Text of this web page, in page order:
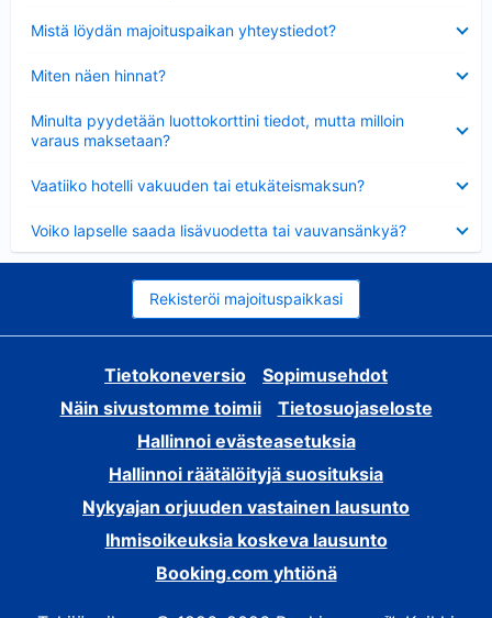
Mistä löydän majoituspaikan yhteystiedot?
Miten näen hinnat?
Minulta pyydetään luottokorttini tiedot, mutta milloin
varaus maksetaan?
Vaatiiko hotelli vakuuden tai etukäteismaksun?
Voiko lapselle saada lisävuodetta tai vauvansänkyä?
Rekisteröi majoituspaikkasi
Tietokoneversio
Sopimusehdot
Näin sivustomme toimii
Tietosuojaseloste
Hallinnoi evästeasetuksia
Hallinnoi räätälöityjä suosituksia
Nykyajan orjuuden vastainen lausunto
Ihmisoikeuksia koskeva lausunto
Booking.com yhtiönä